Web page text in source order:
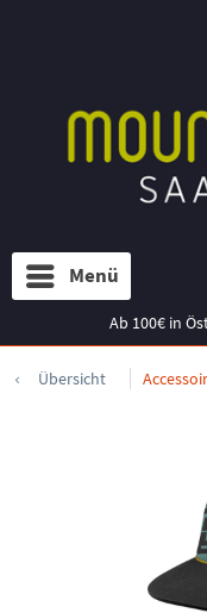
Menü
Ab 100€ in
Übersicht